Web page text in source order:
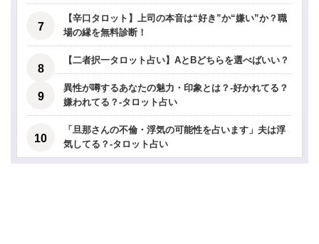
【辛口タロット】上司の本音は“好き”か“嫌い”か？職
場の縁を無料診断！
【二者択一タロット占い】AとBどちらを選べばいい？
異性が噂するあなたの魅力・印象とは？-好かれてる？
嫌われてる？-タロット占い
「旦那さんの不倫・浮気の可能性を占います」夫は浮
気してる？-タロット占い